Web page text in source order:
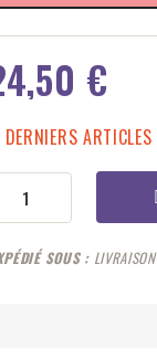
€
DERNIERS
SOUS